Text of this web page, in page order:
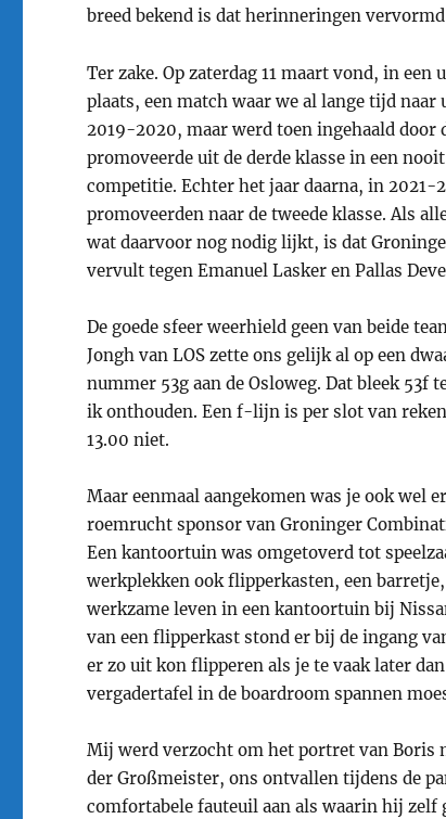
breed bekend is dat herinneringen
Ter zake. Op zaterdag 11 maart vond, in
plaats, een match waar we al lange tijd
2019-2020, maar werd toen ingehaald door
promoveerde uit de derde klasse in een
competitie. Echter het jaar daarna, in
promoveerden naar de tweede klasse. Als
wat daarvoor nog nodig lijkt, is dat
vervult tegen Emanuel Lasker en Pallas
De goede sfeer weerhield geen van beide
Jongh van LOS zette ons gelijk al op een
nummer 53g aan de Osloweg. Dat bleek 53f
ik onthouden. Een f-lijn is per slot van
13.00 niet.
Maar eenmaal aangekomen was je ook wel
roemrucht sponsor van Groninger
Een kantoortuin was omgetoverd tot
werkplekken ook flipperkasten, een
werkzame leven in een kantoortuin bij
van een flipperkast stond er bij de ingang
er zo uit kon flipperen als je te vaak later
vergadertafel in de boardroom spannen
Mij werd verzocht om het portret van Boris
der Großmeister, ons ontvallen tijdens de
comfortabele fauteuil aan als waarin hij